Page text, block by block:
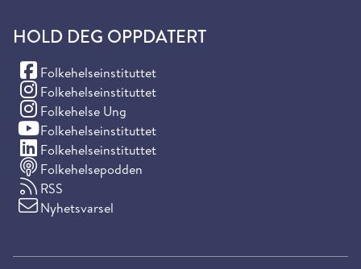
HOLD DEG OPPDATERT
Folkehelseinstituttet
(Facebook)
Folkehelseinstituttet
(Instagram)
Folkehelse Ung
(Instagram)
Folkehelseinstituttet
(YouTube)
Folkehelseinstituttet
(LinkedIn)
Folkehelsepodden
RSS
Nyhetsvarsel